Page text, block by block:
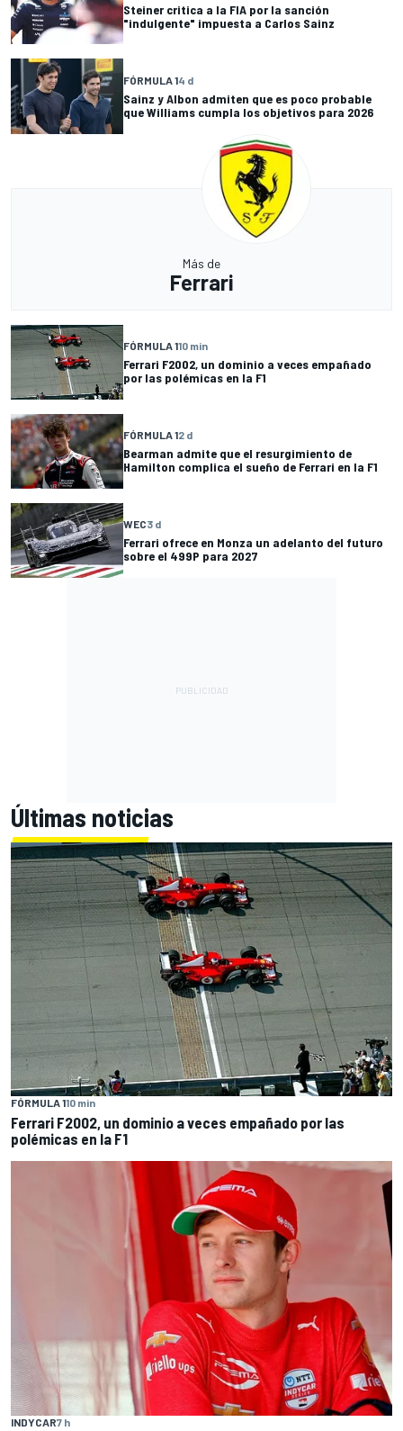
Steiner critica a la FIA por la sanción
"indulgente" impuesta a Carlos Sainz
FÓRMULA 14 d
Sainz y Albon admiten que es poco probable
que Williams cumpla los objetivos para 2026
Más de
Ferrari
FÓRMULA 110 min
Ferrari F2002, un dominio a veces empañado
por las polémicas en la F1
FÓRMULA 12 d
Bearman admite que el resurgimiento de
Hamilton complica el sueño de Ferrari en la F1
WEC3 d
Ferrari ofrece en Monza un adelanto del futuro
sobre el 499P para 2027
Últimas noticias
FÓRMULA 110 min
Ferrari F2002, un dominio a veces empañado por las
polémicas en la F1
INDYCAR7 h